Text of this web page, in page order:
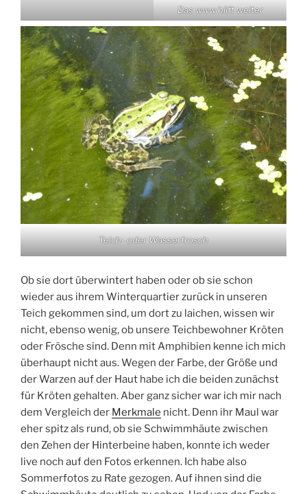
Das www hilft weiter
Teich- oder Wasserfrosch
Ob sie dort überwintert haben oder ob sie schon
wieder aus ihrem Winterquartier zurück in unseren
Teich gekommen sind, um dort zu laichen, wissen wir
nicht, ebenso wenig, ob unsere Teichbewohner Kröten
oder Frösche sind. Denn mit Amphibien kenne ich mich
überhaupt nicht aus. Wegen der Farbe, der Größe und
der Warzen auf der Haut habe ich die beiden zunächst
für Kröten gehalten. Aber ganz sicher war ich mir nach
dem Vergleich der Merkmale nicht. Denn ihr Maul war
eher spitz als rund, ob sie Schwimmhäute zwischen
den Zehen der Hinterbeine haben, konnte ich weder
live noch auf den Fotos erkennen. Ich habe also
Sommerfotos zu Rate gezogen. Auf ihnen sind die